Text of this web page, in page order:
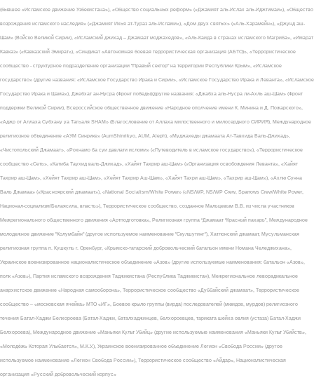
(бывшее «Исламское движение Узбекистана»), «Общество социальных реформ» («Джамият аль-Ислах аль-Иджтимаи»), «Общество
возрождения исламского наследия» («Джамият Ихья ат-Тураз аль-Ислами»), «Дом двух святых» («Аль-Харамейн»), «Джунд аш-
Шам» (Войско Великой Сирии), «Исламский джихад – Джамаат моджахедов», «Аль-Каида в странах исламского Магриба», «Имарат
Кавказ» («Кавказский Эмират»), «Синдикат «Автономная боевая террористическая организация (АБТО)», «Террористическое
сообщество - структурное подразделение организации "Правый сектор" на территории Республики Крым», «Исламское
государство» (другие названия: «Исламское Государство Ирака и Сирии», «Исламское Государство Ирака и Леванта», «Исламское
Государство Ирака и Шама»), Джебхат ан-Нусра (Фронт победы)(другие названия: «Джабха аль-Нусра ли-Ахль аш-Шам» (Фронт
поддержки Великой Сирии), Всероссийское общественное движение «Народное ополчение имени К. Минина и Д. Пожарского»,
«Аджр от Аллаха Субхану уа Тагьаля SHAM» (Благословение от Аллаха милоственного и милосердного СИРИЯ), Международное
религиозное объединение «АУМ Синрике» (AumShinrikyo, AUM, Aleph), «Муджахеды джамаата Ат-Тавхида Валь-Джихад»,
«Чистопольский Джамаат», «Рохнамо ба суи давлати исломи» («Путеводитель в исламское государство»), «Террористическое
сообщество «Сеть», «Катиба Таухид валь-Джихад», «Хайят Тахрир аш-Шам» («Организация освобождения Леванта», «Хайят
Тахрир аш-Шам», «Хейят Тахрир аш-Шам», «Хейят Тахрир Аш-Шам», «Хайят Тахри аш-Шам», «Тахрир аш-Шам»), «Ахлю Сунна
Валь Джамаа» («Красноярский джамаат»), «National Socialism/White Power» («NS/WP, NS/WP Crew, Sparrows Crew/White Power,
Национал-социализм/Белаясила, власть»), Террористическое сообщество, созданное Мальцевым В.В. из числа участников
Межрегионального общественного движения «Артподготовка», Религиозная группа “Джамаат “Красный пахарь”, Международное
молодежное движение "Колумбайн" (другое используемое наименование "Скулшутинг"), Хатлонский джамаат, Мусульманская
религиозная группа п. Кушкуль г. Оренбург, «Крымско-татарский добровольческий батальон имени Номана Челеджихана»,
Украинское военизированное националистическое объединение «Азов» (другие используемые наименования: батальон «Азов»,
полк «Азов»), Партия исламского возрождения Таджикистана (Республика Таджикистан), Межрегиональное леворадикальное
анархистское движение «Народная самооборона», Террористическое сообщество «Дуббайский джамаат», Террористическое
сообщество – «московская ячейка» МТО «ИГ», Боевое крыло группы (вирда) последователей (мюидов, мурдов) религиозного
течения Батал-Хаджи Белхороева (Батал-Хаджи, баталхаджинцев, белхороевцев, тариката шейха овлия (устаза) Батал-Хаджи
Белхороева), Международное движение «Маньяки Культ Убийц» (другие используемые наименования «Маньяки Культ Убийств»,
«Молодёжь Которая Улыбается», М.К.У.), Украинское военизированное объединение Легион «Свобода России» (другое
используемое наименование «Легион Свобода России»), Террористическое сообщество «Айдар», Националистическая
организация «Русский добровольческий корпус»